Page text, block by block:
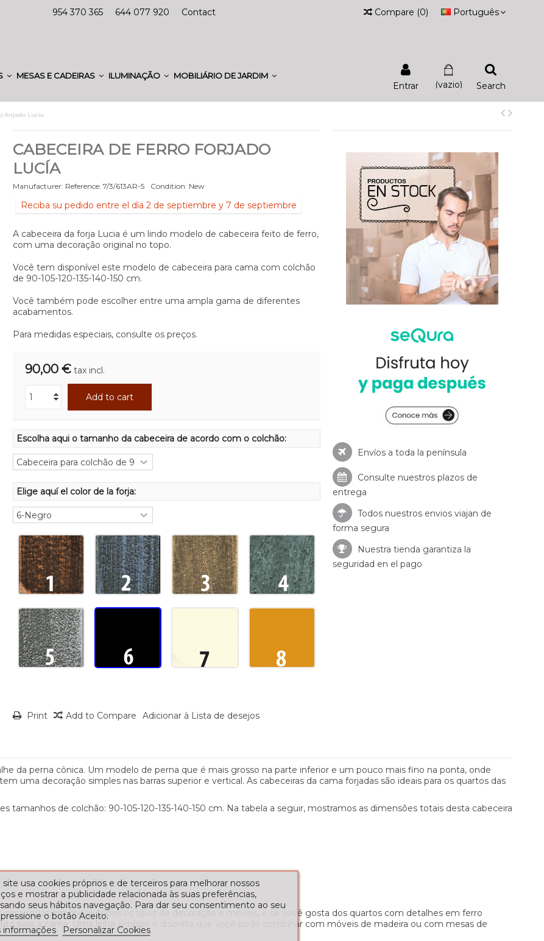
954 370 365 644 077 920 Contact Português
Compare (0)
MESAS E CADEIRAS ILUMINAÇÃO MOBILIÁRIO DE JARDIM
Search
(vazio)
Entrar
forjado Lucía
CABECEIRA DE FERRO FORJADO
LUCÍA
Manufacturer: Reference: 7/3/613AR-5 Condition: New
Reciba su pedido entre el día 2 de septiembre y 7 de septiembre
A cabeceira da forja Lucia é um lindo modelo de cabeceira feito de ferro,
com uma decoração original no topo.
Você tem disponível este modelo de cabeceira para cama com colchão
de 90-105-120-135-140-150 cm.
Você também pode escolher entre uma ampla gama de diferentes
acabamentos.
Para medidas especiais, consulte os preços.
90,00 € tax incl.
Add to cart
Escolha aqui o tamanho da cabeceira de acordo com o colchão:
Elige aquí el color de la forja:
Print Add to Compare Adicionar à Lista de desejos
Envíos a toda la península
Consulte nuestros plazos de
entrega
Todos nuestros envios viajan de
forma segura
Nuestra tienda garantiza la
seguridad en el pago
da perna cônica. Um modelo de perna que é mais grosso na parte inferior e um pouco mais fino na ponta, onde
uma decoração simples nas barras superior e vertical. As cabeceiras da cama forjadas são ideais para os quartos das
tamanhos de colchão: 90-105-120-135-140-150 cm. Na tabela a seguir, mostramos as dimensões totais desta cabeceira
usadas em quase todos os tipos de decoração e móveis, e se você gosta dos quartos com detalhes em ferro
para a cama. Uma linha simples e discreta que você pode combinar com móveis de madeira ou com mesas de
site usa cookies próprios e de terceiros para melhorar nossos
e mostrar a publicidade relacionada às suas preferências,
seus hábitos navegação. Para dar seu consentimento ao seu
o botão Aceito.
informações
Personalizar Cookies